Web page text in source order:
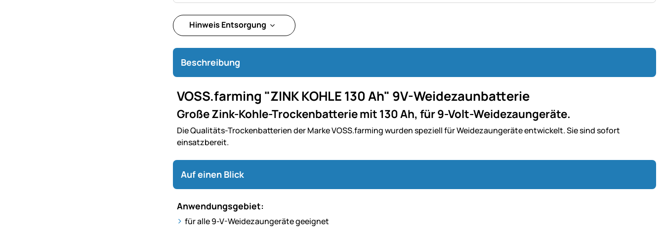
Hinweis Entsorgung
Beschreibung
VOSS.farming "ZINK KOHLE 130 Ah" 9V-Weidezaunbatterie
Große Zink-Kohle-Trockenbatterie mit 130 Ah, für 9-Volt-Weidezaungeräte.
Die Qualitäts-Trockenbatterien der Marke VOSS.farming wurden speziell für Weidezaungeräte entwickelt. Sie sind sofort
einsatzbereit.
Auf einen Blick
Anwendungsgebiet:
für alle 9-V-Weidezaungeräte geeignet